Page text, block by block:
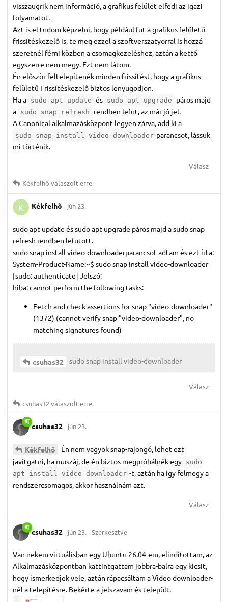
visszaugrik nem információ, a grafikus felület elfedi az igazi
folyamatot.
Azt is el tudom képzelni, hogy például fut a grafikus felületű
frissítéskezelő is, te meg ezzel a szoftverszatyorral is hozzá
szeretnél férni közben a csomagkezeléshez, aztán a kettő
egyszerre nem megy. Ezt nem látom.
Én először feltelepítenék minden frissítést, hogy a grafikus
felületű Frissítéskezelő biztos lenyugodjon.
Ha a sudo apt update és sudo apt upgrade
páros majd
a sudo snap refresh
rendben lefut, az már jó jel.
A Canonical alkalmazásközpont legyen zárva, add ki a
sudo snap install video-downloader parancsot, lássuk
mi történik.
Válasz
Kékfelhő válaszolt erre.
K Kékfelhő jún 23.
sudo apt update és sudo apt upgrade páros majd a sudo snap
refresh rendben lefutott.
sudo snap install video-downloaderparancsot adtam és ezt írta:
System-Product-Name:~$ sudo snap install video-downloader
[sudo: authenticate] Jelszó:
hiba: cannot perform the following tasks:
Fetch and check assertions for snap "video-downloader"
(1372) (cannot verify snap "video-downloader", no
matching signatures found)
csuhas32 sudo snap install video-downloader
Válasz
csuhas32 válaszolt erre.
csuhas32 jún 23.
Kékfelhő
Én nem vagyok snap-rajongó, lehet ezt
javítgatni, ha muszáj, de én biztos megpróbálnék egy sudo
apt install video-downloader -t, aztán ha így felmegy a
rendszercsomagos, akkor használnám azt.
Válasz
csuhas32 jún 23. Szerkesztve
Van nekem virtuálisban egy Ubuntu 26.04-em, elindítottam, az
Alkalmazásközpontban kattintgattam jobbra-balra egy kicsit,
hogy ismerkedjek vele, aztán rápacsáltam a Video downloader-
nél a telepítésre. Bekérte a jelszavam és települt.